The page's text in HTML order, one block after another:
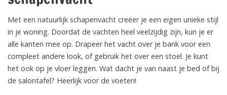
Met een natuurlijk schapenvacht creëer je een eigen unieke stijl
in je woning. Doordat de vachten heel veelzijdig zijn, kun je er
alle kanten mee op. Drapeer het vacht over je bank voor een
compleet andere look, of gebruik het over een stoel. Je kunt
het ook op je vloer leggen. Wat dacht je van naast je bed of bij
de salontafel? Heerlijk voor de voeten!